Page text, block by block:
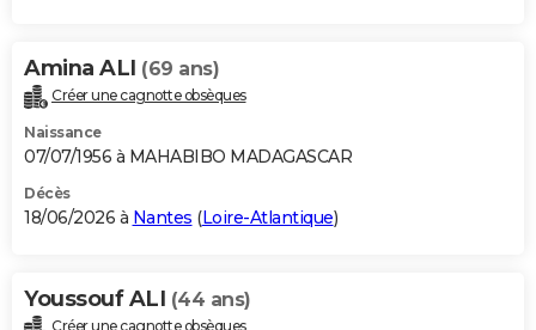
Amina ALI (69 ans)
Créer une cagnotte obsèques
Naissance
07/07/1956 à MAHABIBO MADAGASCAR
Décès
18/06/2026 à Nantes (Loire-Atlantique)
Youssouf ALI (44 ans)
Créer une cagnotte obsèques